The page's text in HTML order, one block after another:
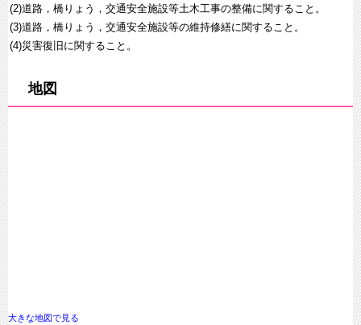
(2)道路，橋りょう，交通安全施設等土木工事の整備に関すること。
(3)道路，橋りょう，交通安全施設等の維持修繕に関すること。
(4)災害復旧に関すること。
地図
大きな地図で見る